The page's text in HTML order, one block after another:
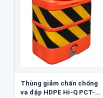
Thùng giảm chấn chống
va đập HDPE Hi-Q PCT-